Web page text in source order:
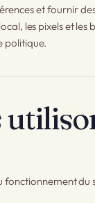
et fournir
les pixels et
politique.
fonctionnement